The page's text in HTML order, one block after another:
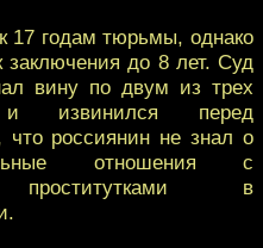
17 годам тюрьмы, однако
до 8 лет. Суд
вину по двум из трех
и извинился перед
россиянин не знал о
отношения с
проститутками в